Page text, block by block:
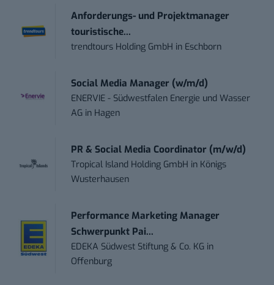
Anforderungs- und Projektmanager
touristische...
trendtours Holding GmbH in Eschborn
Social Media Manager (w/m/d)
ENERVIE - Südwestfalen Energie und Wasser
AG in Hagen
PR & Social Media Coordinator (m/w/d)
Tropical Island Holding GmbH in Königs
Wusterhausen
Performance Marketing Manager
Schwerpunkt Pai...
EDEKA Südwest Stiftung & Co. KG in
Offenburg